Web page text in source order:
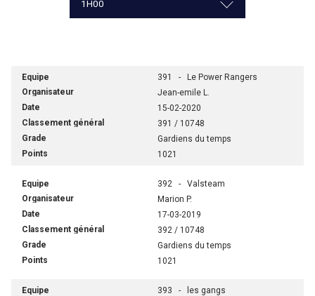
391 - Le Power Rangers
Jean-emile L.
15-02-2020
391 / 10748
Gardiens du temps
1021
392 - Valsteam
Marion P.
17-03-2019
392 / 10748
Gardiens du temps
1021
393 - les gangs